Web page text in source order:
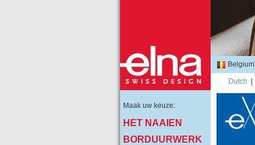
Belgium
Dutch
Maak uw keuze:
HET NAAIEN
BORDUURWERK